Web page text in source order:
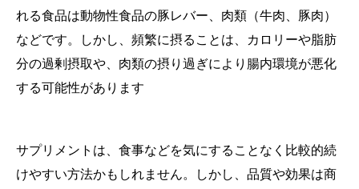
れる食品は動物性食品の豚レバー、肉類（牛肉、豚肉）
などです。しかし、頻繁に摂ることは、カロリーや脂肪
分の過剰摂取や、肉類の摂り過ぎにより腸内環境が悪化
する可能性があります
サプリメントは、食事などを気にすることなく比較的続
けやすい方法かもしれません。しかし、品質や効果は商